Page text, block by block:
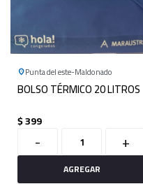
Punta del este Maldonado
BOLSO TÉRMICO 20 LITROS
$399
- +